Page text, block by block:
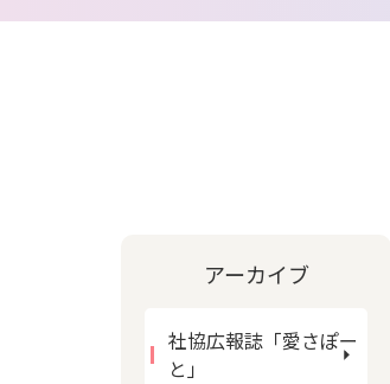
アーカイブ
社協広報誌「愛さぽー
と」